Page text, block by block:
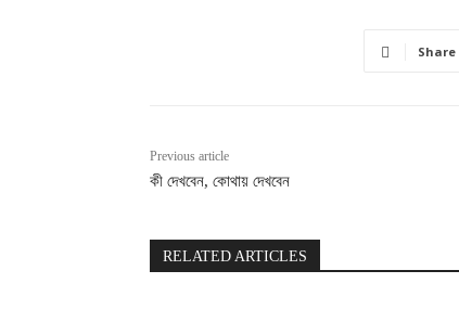
Share
Previous article
কী দেখবেন, কোথায় দেখবেন
RELATED ARTICLES